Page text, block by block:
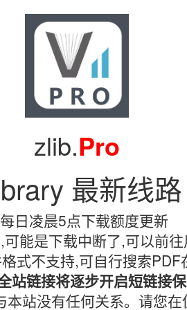
zlib.Pro
最新线路
日凌晨5点下载额度更新
能是下载中断了,可以前
式不支持,可自行搜索PDF
站链接将逐步开启短链接
站没有任何关系。请您在